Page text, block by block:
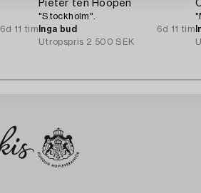
6d 11 tim
Pieter ten Hoopen
"Stockholm".
Inga bud
6d 11 tim
Utropspris 2 500 SEK